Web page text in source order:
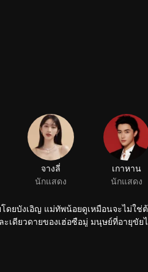
ยบังเอิญ แม่ทัพน้อยดูเหมือนจะไม่ใช่
ดียวดายของเฮ่อซือมู่ มนุษย์ที่อายุขัย